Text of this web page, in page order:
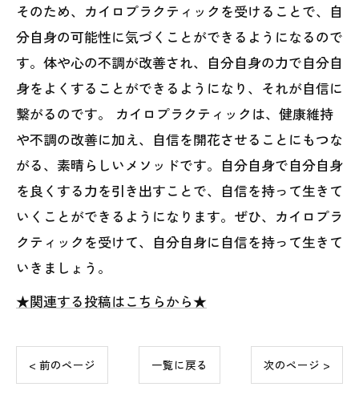
そのため、カイロプラクティックを受けることで、自
分自身の可能性に気づくことができるようになるので
す。体や心の不調が改善され、自分自身の力で自分自
身をよくすることができるようになり、それが自信に
繋がるのです。 カイロプラクティックは、健康維持
や不調の改善に加え、自信を開花させることにもつな
がる、素晴らしいメソッドです。自分自身で自分自身
を良くする力を引き出すことで、自信を持って生きて
いくことができるようになります。ぜひ、カイロプラ
クティックを受けて、自分自身に自信を持って生きて
いきましょう。
★関連する投稿はこちらから★
< 前のページ 一覧に戻る 次のページ >